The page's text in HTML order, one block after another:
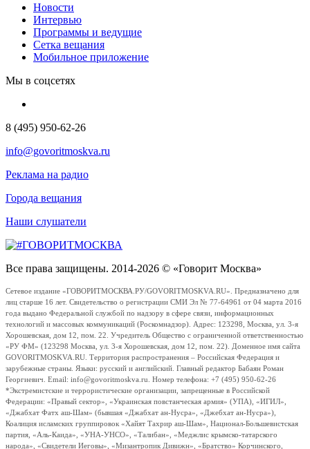
Новости
Интервью
Программы и ведущие
Сетка вещания
Мобильное приложение
Мы в соцсетях
8 (495) 950-62-26
info@govoritmoskva.ru
Реклама на радио
Города вещания
Наши слушатели
Все права защищены. 2014-2026 © «Говорит Москва»
Сетевое издание «ГОВОРИТМОСКВА.РУ/GOVORITMOSKVA.RU». Предназначено для
лиц старше 16 лет. Свидетельство о регистрации СМИ Эл № 77-64961 от 04 марта 2016
года выдано Федеральной службой по надзору в сфере связи, информационных
технологий и массовых коммуникаций (Роскомнадзор). Адрес: 123298, Москва, ул. 3-я
Хорошевская, дом 12, пом. 22. Учредитель Общество с ограниченной ответственностью
«РУ ФМ» (123298 Москва, ул. 3-я Хорошевская, дом 12, пом. 22). Доменное имя сайта
GOVORITMOSKVA.RU. Территория распространения – Российская Федерация и
зарубежные страны. Языки: русский и английский. Главный редактор Бабаян Роман
Георгиевич. Email: info@govoritmoskva.ru. Номер телефона: +7 (495) 950-62-26
*Экстремистские и террористические организации, запрещенные в Российской
Федерации: «Правый сектор», «Украинская повстанческая армия» (УПА), «ИГИЛ»,
«Джабхат Фатх аш-Шам» (бывшая «Джабхат ан-Нусра», «Джебхат ан-Нусра»),
Коалиция исламских группировок «Хайят Тахрир аш-Шам», Национал-Большевистская
партия, «Аль-Каида», «УНА-УНСО», «Талибан», «Меджлис крымско-татарского
народа», «Свидетели Иеговы», «Мизантропик Дивижн», «Братство» Корчинского,